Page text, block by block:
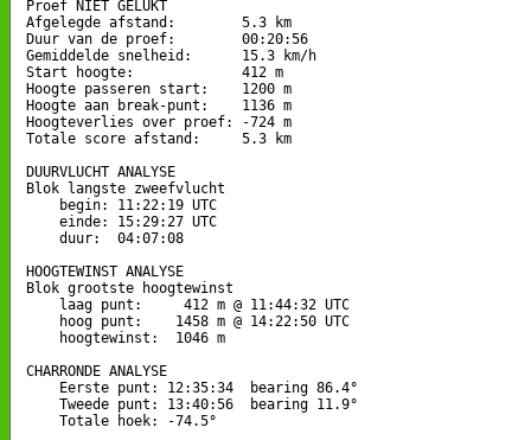
Proef NIET GELUKT
Afgelegde afstand:        5.3 km
Duur van de proef:        00:20:56
Gemiddelde snelheid:      15.3 km/h
Start hoogte:             412 m
Hoogte passeren start:    1200 m
Hoogte aan break-punt:    1136 m
Hoogteverlies over proef: -724 m
Totale score afstand:     5.3 km
DUURVLUCHT ANALYSE
Blok langste zweefvlucht
    begin: 11:22:19 UTC
    einde: 15:29:27 UTC
    duur:  04:07:08
HOOGTEWINST ANALYSE
Blok grootste hoogtewinst
    laag punt:     412 m @ 11:44:32 UTC
    hoog punt:    1458 m @ 14:22:50 UTC
    hoogtewinst:  1046 m
CHARRONDE ANALYSE
    Eerste punt: 12:35:34  bearing 86.4°
    Tweede punt: 13:40:56  bearing 11.9°
    Totale hoek: -74.5°